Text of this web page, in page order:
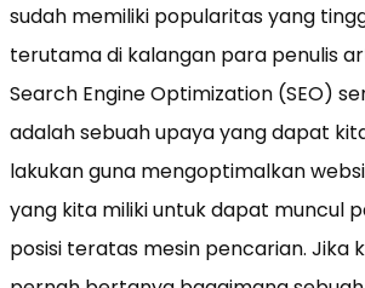
sudah memiliki popularitas yang
terutama di kalangan para penulis
Search Engine Optimization (SEO)
adalah sebuah upaya yang dapat
lakukan guna mengoptimalkan
yang kita miliki untuk dapat muncul
posisi teratas mesin pencarian. Jika